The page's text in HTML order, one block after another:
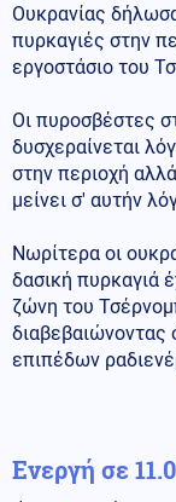
Ουκρανίας
πυρκαγιές στην
εργοστάσιο του
Οι πυροσβέστες
δυσχεραίνεται
στην περιοχή
μείνει σ' αυτήν
Νωρίτερα οι
δασική πυρκαγιά
ζώνη του
διαβεβαιώνοντας
επιπέδων
Ενεργή σε